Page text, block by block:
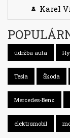
Karel
údržba auta
Tesla Škoda
Mercedes-Benz
elektromobil